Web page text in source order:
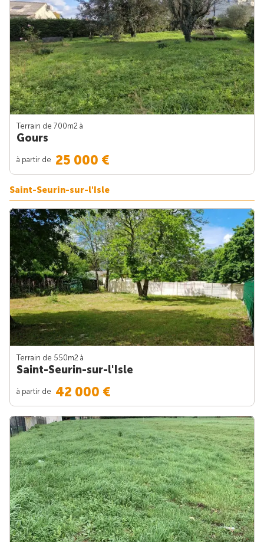
Terrain de 700m2 à
Gours
à partir de 25 000 €
Saint-Seurin-sur-l'Isle
Terrain de 550m2 à
Saint-Seurin-sur-l'Isle
à partir de 42 000 €